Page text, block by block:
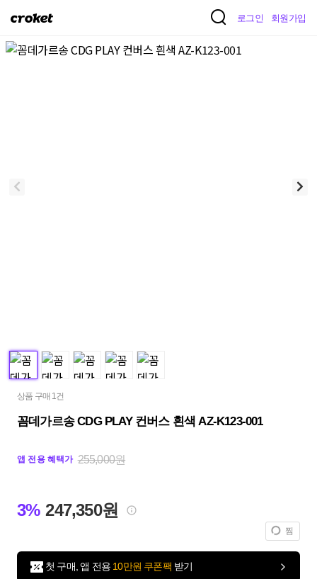
크
켓
로그인 회원가입
상품 구매 1건
꼼데가르송 CDG PLAY 컨버스 흰색 AZ-K123-001
앱 전용 혜택가 255,000원
3% 247,350원
찜
첫 구매, 앱 전용 10만원 쿠폰팩 받기